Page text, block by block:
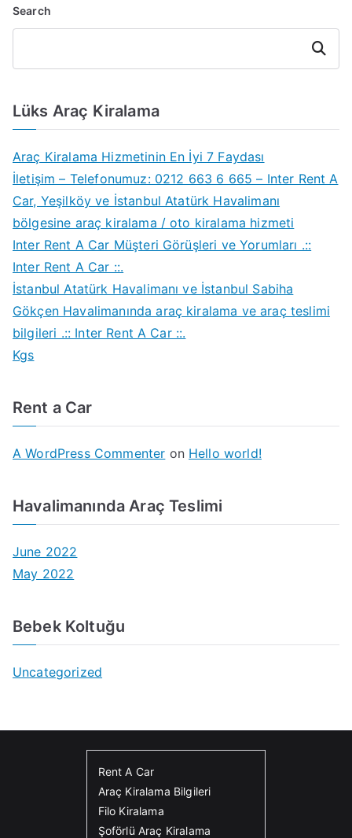
Search
Search
Lüks Araç Kiralama
Araç Kiralama Hizmetinin En İyi 7 Faydası
İletişim – Telefonumuz: 0212 663 6 665 – Inter Rent A
Car, Yeşilköy ve İstanbul Atatürk Havalimanı
bölgesine araç kiralama / oto kiralama hizmeti
Inter Rent A Car Müşteri Görüşleri ve Yorumları .::
Inter Rent A Car ::.
İstanbul Atatürk Havalimanı ve İstanbul Sabiha
Gökçen Havalimanında araç kiralama ve araç teslimi
bilgileri .:: Inter Rent A Car ::.
Kgs
Rent a Car
A WordPress Commenter on Hello world!
Havalimanında Araç Teslimi
June 2022
May 2022
Bebek Koltuğu
Uncategorized
Rent A Car
Araç Kiralama Bilgileri
Filo Kiralama
Şoförlü Araç Kiralama